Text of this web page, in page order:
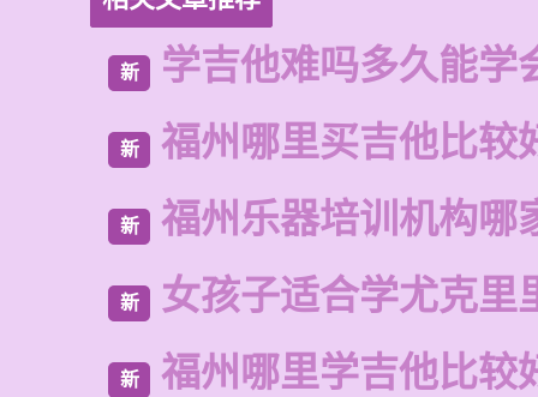
新 学吉他难吗多久能学
新 福州哪里买吉他比较
新 福州乐器培训机构哪
新 女孩子适合学尤克里
新 福州哪里学吉他比较